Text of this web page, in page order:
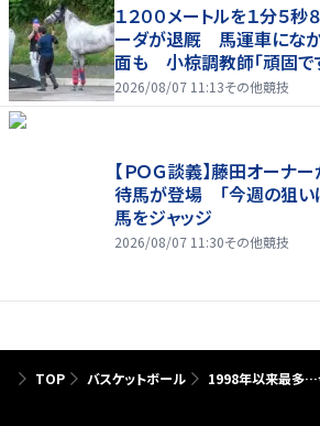
１２００メートルを１分５
ーダが退厩 馬運車にな
面も 小椋調教師「頑固で
2026/08/07 11:13その他競技
【ＰＯＧ談義】藤田オーナ
待馬が登場 「今週の狙い
馬をジャッジ
2026/08/07 11:30その他競技
TOP バスケットボール 1998年以来最多…